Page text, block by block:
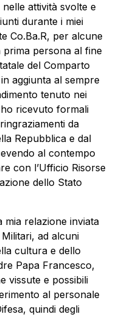
nelle attività svolte e
durante i miei
Co.Ba.R, per alcune
prima persona al fine
del Comparto
aggiunta al sempre
tenuto nei
ricevuto formali
da
Repubblica e dal
al contempo
con l’Ufficio Risorse
dello Stato
mia relazione inviata
ad alcuni
cultura e dello
Papa Francesco,
vissute e possibili
al personale
quindi degli